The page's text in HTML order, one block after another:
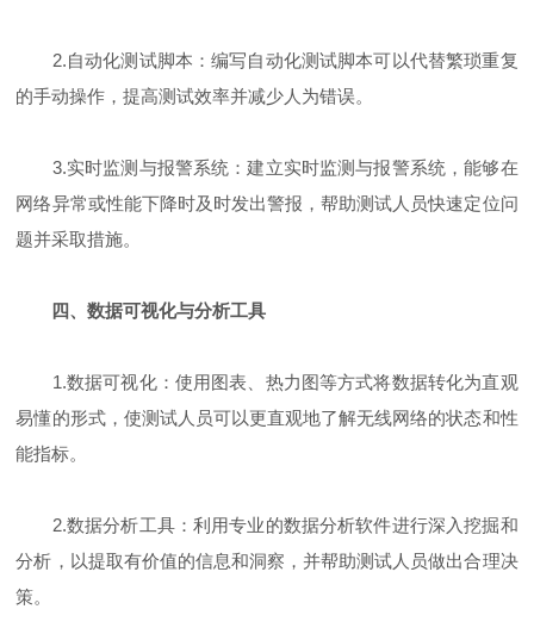
2.自动化测试脚本：编写自动化测试脚本可以代替繁琐重复
的手动操作，提高测试效率并减少人为错误。
3.实时监测与报警系统：建立实时监测与报警系统，能够在
网络异常或性能下降时及时发出警报，帮助测试人员快速定位问
题并采取措施。
四、数据可视化与分析工具
1.数据可视化：使用图表、热力图等方式将数据转化为直观
易懂的形式，使测试人员可以更直观地了解无线网络的状态和性
能指标。
2.数据分析工具：利用专业的数据分析软件进行深入挖掘和
分析，以提取有价值的信息和洞察，并帮助测试人员做出合理决
策。